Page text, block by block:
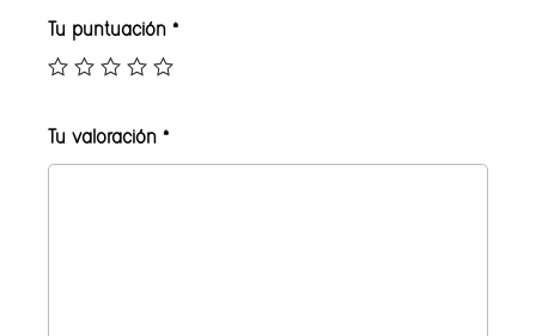
Tu puntuación *
Tu valoración *